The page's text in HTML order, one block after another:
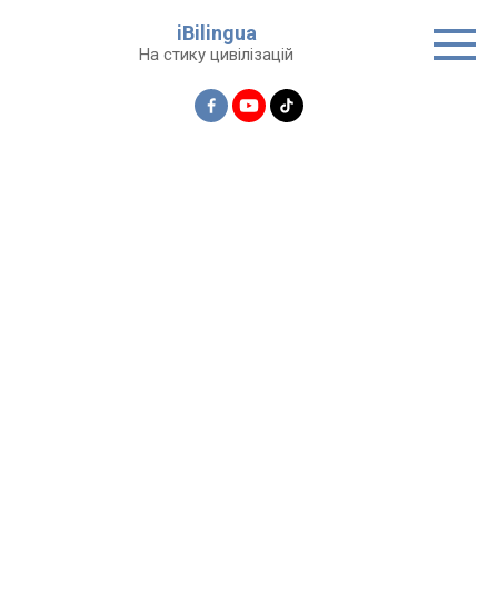
iBilingua
На стику цивілізацій